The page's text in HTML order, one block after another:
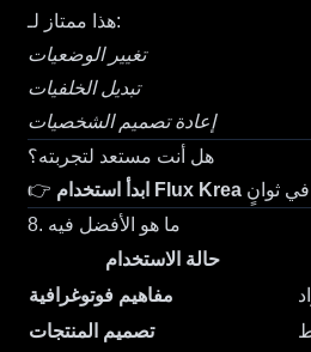
هذا ممتاز لـ:
تغيير الوضعيات
تبديل الخلفيات
إعادة تصميم الشخصيات
هل أنت مستعد لتجربته؟
👉
8. ما هو الأفضل فيه
حالة الاستخدام
مفاهيم فوتوغرافية
تصميم المنتجات